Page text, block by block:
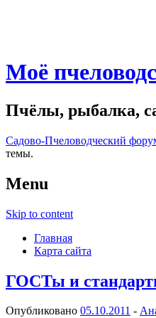
Моё
Пчёлы, рыбалка,
Садово-Пчеловодческий
темы.
Menu
Skip to content
Главная
Карта сайта
ГОСТы и
Опубликовано 05.10.2011 -